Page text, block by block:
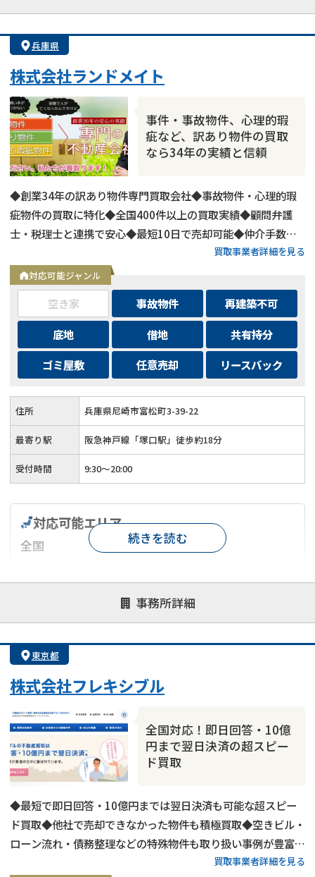
兵庫県
株式会社ランドメイト
事件・事故物件、心理的瑕
疵など、訳あり物件の買取
なら34年の実績と信頼
◆創業34年の訳あり物件専門買取会社◆事故物件・心理的瑕
疵物件の買取に特化◆全国400件以上の買取実績◆顧問弁護
士・税理士と連携で安心◆最短10日で売却可能◆仲介手数
料・諸費用も会社負担◆不要物撤去費用も無料◆リースバック
にも対応◆現地調査・査定は無料
買取事業者詳細を見る
対応可能ジャンル
空き家 事故物件
再建築不可
底地
借地
共有持分
ゴミ屋敷
任意売却 リースバック
住所 兵庫県尼崎市富松町3-39-22
最寄り駅 阪急神戸線「塚口駅」徒歩約18分
受付時間 9:30～20:00
事務所詳細
対応可能エリア
全国
対応が親身 オンライン面談可能
レスポンスが早い
1億円以上の買取可
続きを読む
東京都
株式会社フレキシブル
全国対応！即日回答・10億
円まで翌日決済の超スピー
ド買取
◆最短で即日回答・10億円までは翌日決済も可能な超スピー
ド買取◆他社で売却できなかった物件も積極買取◆空きビル・
ローン流れ・債務整理などの特殊物件も取り扱い事例が豊富◆
買取事業者詳細を見る